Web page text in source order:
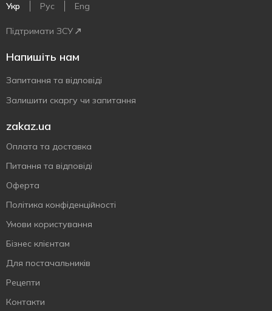
Укр Рус Eng
Підтримати ЗСУ
Напишіть нам
Запитання та відповіді
Залишити скаргу чи запитання
zakaz.ua
Оплата та доставка
Питання та відповіді
Оферта
Політика конфіденційності
Умови користування
Бізнес клієнтам
Для постачальників
Рецепти
Контакти